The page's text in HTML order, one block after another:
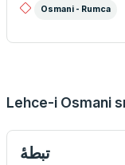
Osmani - Rumca
Lehce-i Osmani
تبطۀ‌